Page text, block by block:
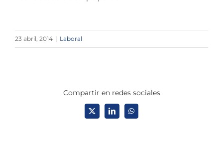
23 abril, 2014 | Laboral
Compartir en redes sociales
X LinkedInWhatsApp